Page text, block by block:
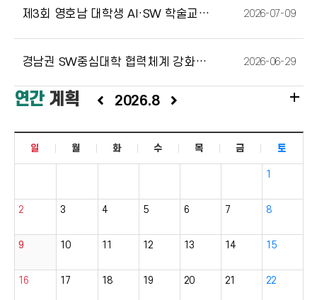
제3회 영호남 대학생 AI·SW 학술교류 대회」참가 안내 [2026.07.10.(금)] 2026-07-09
경남권 SW중심대학 협력체계 강화를 위한 업무협약(MOU) 쳬결 2026-06-29
연간 계획 2026.8 add
일 월 화 수 목 금 토
1
2 3 4 5 6 7 8
9 10 11 12 13 14 15
16 17 18 19 20 21 22